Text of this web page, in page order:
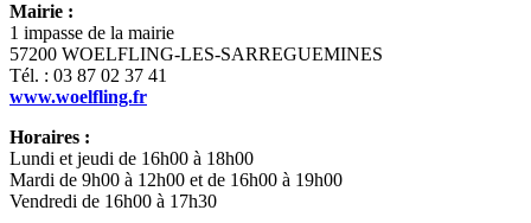
Mairie :
1 impasse de la mairie
57200 WOELFLING-LES-SARREGUEMINES
Tél. : 03 87 02 37 41
www.woelfling.fr
Horaires :
Lundi et jeudi de 16h00 à 18h00
Mardi de 9h00 à 12h00 et de 16h00 à 19h00
Vendredi de 16h00 à 17h30